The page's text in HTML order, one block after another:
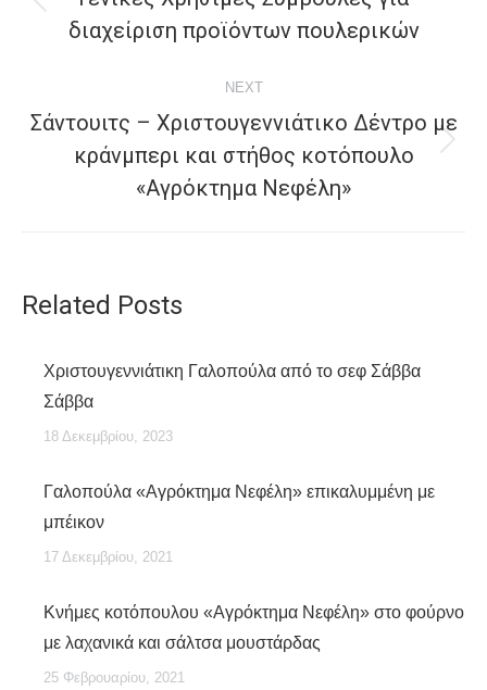
Previous
post:
διαχείριση προϊόντων πουλερικών
NEXT
Next
post:
Σάντουιτς – Χριστουγεννιάτικο Δέντρο με
κράνμπερι και στήθος κοτόπουλο
«Αγρόκτημα Νεφέλη»
Related Posts
Χριστουγεννιάτικη Γαλοπούλα από το σεφ Σάββα
Σάββα
18 Δεκεμβρίου, 2023
Γαλοπούλα «Αγρόκτημα Νεφέλη» επικαλυμμένη με
μπέικον
17 Δεκεμβρίου, 2021
Κνήμες κοτόπουλου «Αγρόκτημα Νεφέλη» στο φούρνο
με λαχανικά και σάλτσα μουστάρδας
25 Φεβρουαρίου, 2021